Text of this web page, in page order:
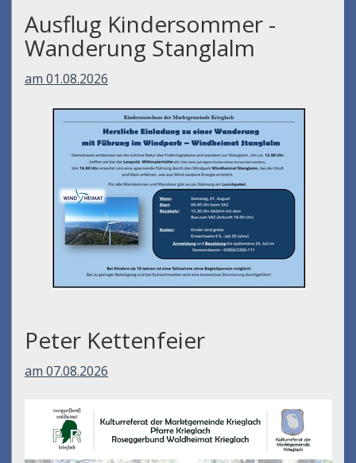
Ausflug Kindersommer -
Wanderung Stanglalm
am 01.08.2026
Peter Kettenfeier
am 07.08.2026